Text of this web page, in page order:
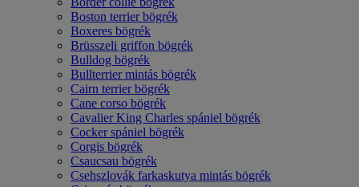
Boston terrier bögrék
Boxeres bögrék
Brüsszeli griffon bögrék
Bulldog bögrék
Bullterrier mintás bögrék
Cairn terrier bögrék
Cane corso bögrék
Cavalier King Charles spániel bögrék
Cocker spániel bögrék
Corgis bögrék
Csaucsau bögrék
Csehszlovák farkaskutya mintás bögrék